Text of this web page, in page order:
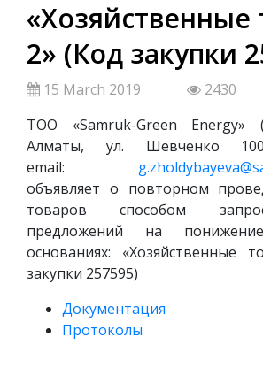
«Хозяйственные
2» (Код закупки
15 March 2019
2430
ТОО «Samruk-Green Energy»
Алматы, ул. Шевченко
email:
объявляет о повторном
товаров способом
предложений на
основаниях: «Хозяйственные
закупки 257595)
Документация
Протоколы